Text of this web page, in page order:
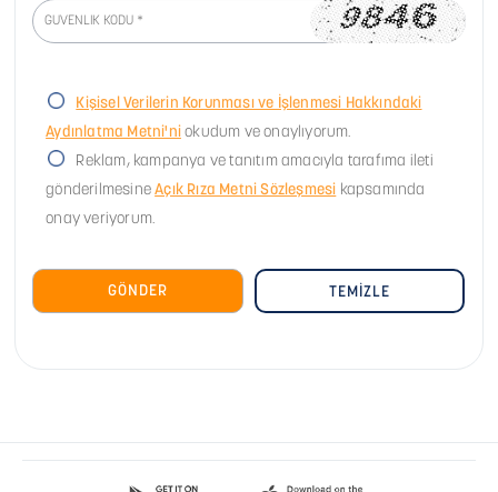
Kişisel Verilerin Korunması ve İşlenmesi Hakkındaki
Aydınlatma Metni'niokudum ve onaylıyorum.
Reklam, kampanya ve tanıtım amacıyla tarafıma ileti
gönderilmesineAçık Rıza Metni Sözleşmesi kapsamında
onay veriyorum.